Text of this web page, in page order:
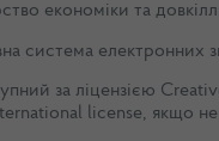
економіки та
система електронних
за ліцензією
license, якщо не